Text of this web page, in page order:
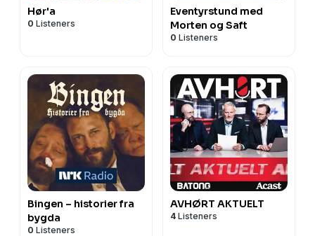
Hør'a
0 Listeners
Eventyrstund med
Morten og Saft
0 Listeners
Bingen – historier fra
bygda
0 Listeners
AVHØRT AKTUELT
4 Listeners